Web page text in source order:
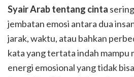
Syair Arab tentang cinta
jembatan emosi antara dua
jarak, waktu, atau bahkan
kata yang tertata indah mampu
energi emosional yang tidak